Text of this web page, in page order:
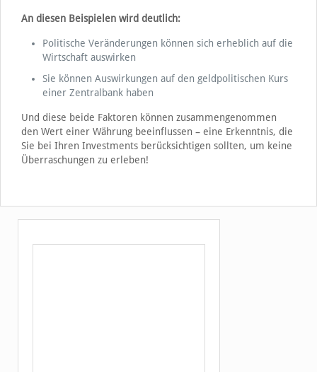
An diesen Beispielen wird deutlich:
Politische Veränderungen können sich erheblich auf die
Wirtschaft auswirken
Sie können Auswirkungen auf den geldpolitischen Kurs
einer Zentralbank haben
Und diese beide Faktoren können zusammengenommen
den Wert einer Währung beeinflussen – eine Erkenntnis, die
Sie bei Ihren Investments berücksichtigen sollten, um keine
Überraschungen zu erleben!